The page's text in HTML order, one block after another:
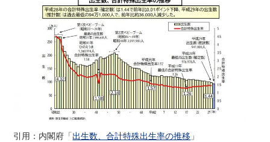
引用：内閣府「出生数、合計特殊出生率の推移 」